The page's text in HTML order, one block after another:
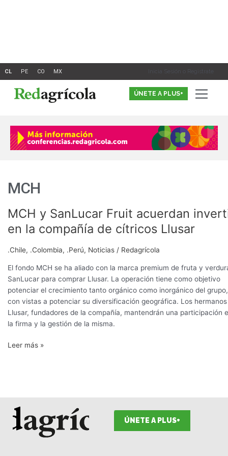
Inicia Sesión o Registrate
ÚNETE A PLUS+
MCH
MCH y SanLucar Fruit acuerdan
en la compañía de cítricos Llusar
.Chile, .Colombia, .Perú, Noticias / Redagrícola
El fondo MCH se ha aliado con la marca premium de fruta y
SanLucar para comprar Llusar. La operación tiene como objetivo
potenciar el crecimiento tanto orgánico como inorgánico del grupo,
con vistas a potenciar su diversificación geográfica. Los hermanos
Llusar, fundadores de la compañía, mantendrán una participación
la firma y la gestión de la misma.
MCH
SanLucar
Fruit
acuerdan
invertir
en
la
compañía
de
cítricos
Leer más »
ÚNETE A PLUS+